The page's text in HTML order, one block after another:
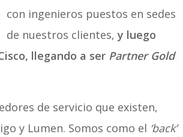
con ingenieros puestos en sedes
de nuestros clientes,y luego
llegando a ser Partner Gold
de servicio que existen,
y Lumen. Somos como el ‘back’